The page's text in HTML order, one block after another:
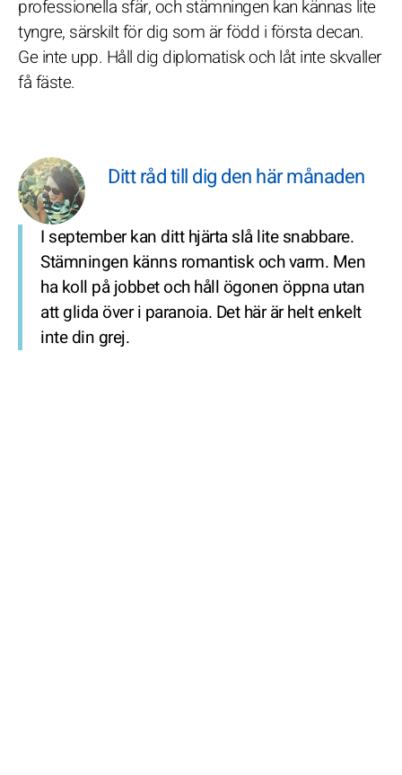
professionella sfär, och stämningen kan kännas lite
tyngre, särskilt för dig som är född i första decan.
Ge inte upp. Håll dig diplomatisk och låt inte skvaller
få fäste.
Ditt råd till dig den här månaden
I september kan ditt hjärta slå lite snabbare.
Stämningen känns romantisk och varm. Men
ha koll på jobbet och håll ögonen öppna utan
att glida över i paranoia. Det här är helt enkelt
inte din grej.